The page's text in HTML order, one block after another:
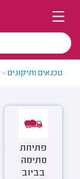
טכנאים ותיקונים>
פתיחת
סתימה
בביוב